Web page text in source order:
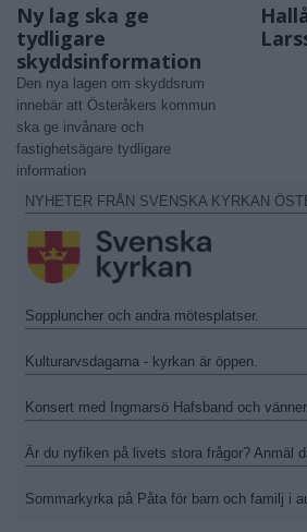
Ny lag ska ge
tydligare
skyddsinformation
Den nya lagen om skyddsrum
innebär att Österåkers kommun
ska ge invånare och
fastighetsägare tydligare
information
NYHETER FRÅN SVENSKA KYRKAN
Soppluncher och andra mötesplatser.
Kulturarvsdagarna - kyrkan är öppen.
Konsert med Ingmarsö Hafsband och vänner.
Är du nyfiken på livets stora frågor? Anmäl
Sommarkyrka på Påta för barn och familj i